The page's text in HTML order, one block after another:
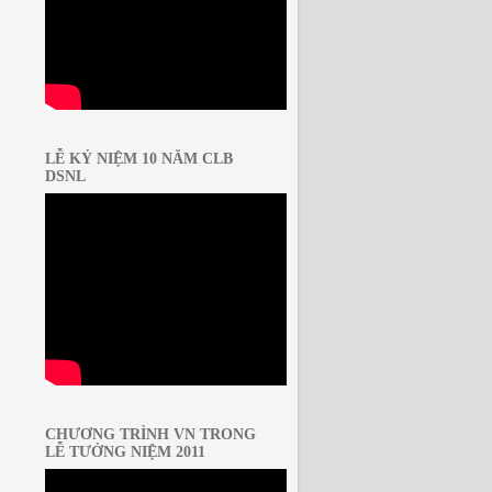
LỄ KỶ NIỆM 10 NĂM CLB
DSNL
CHƯƠNG TRÌNH VN TRONG
LỄ TƯỞNG NIỆM 2011